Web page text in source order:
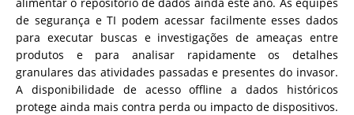
de segurança e TI podem acessar facilmente esses dados
para executar buscas e investigações de ameaças entre
produtos e para analisar rapidamente os detalhes
granulares das atividades passadas e presentes do invasor.
A disponibilidade de acesso offline a dados históricos
protege ainda mais contra perda ou impacto de dispositivos.